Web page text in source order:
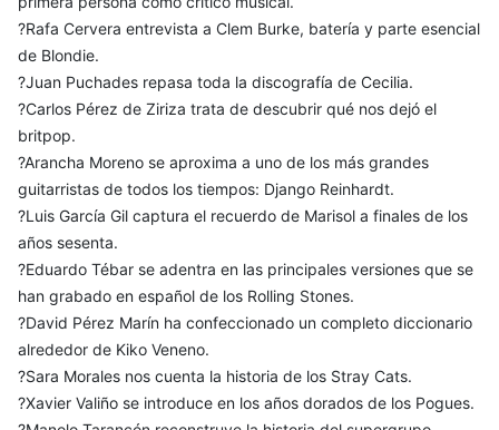
?Rafa Cervera entrevista a Clem Burke, batería y parte esencial
de Blondie.
?Juan Puchades repasa toda la discografía de Cecilia.
?Carlos Pérez de Ziriza trata de descubrir qué nos dejó el
britpop.
?Arancha Moreno se aproxima a uno de los más grandes
guitarristas de todos los tiempos: Django Reinhardt.
?Luis García Gil captura el recuerdo de Marisol a finales de los
años sesenta.
?Eduardo Tébar se adentra en las principales versiones que se
han grabado en español de los Rolling Stones.
?David Pérez Marín ha confeccionado un completo diccionario
alrededor de Kiko Veneno.
?Sara Morales nos cuenta la historia de los Stray Cats.
?Xavier Valiño se introduce en los años dorados de los Pogues.